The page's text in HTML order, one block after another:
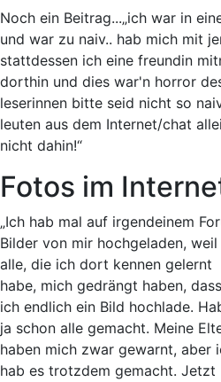
Noch ein Beitrag...„ich war in
und war zu naiv.. hab mich mit
stattdessen ich eine freundin
dorthin und dies war'n horror
leserinnen bitte seid nicht so
leuten aus dem Internet/chat
nicht dahin!“
Fotos im
„Ich hab mal auf irgendeinem
Bilder von mir hochgeladen, weil
alle, die ich dort kennen gelernt
habe, mich gedrängt haben, dass
ich endlich ein Bild hochlade.
ja schon alle gemacht. Meine
haben mich zwar gewarnt, aber
hab es trotzdem gemacht. Jetzt